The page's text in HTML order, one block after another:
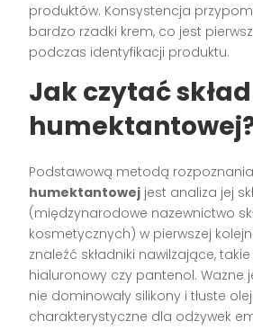
produktów. Konsystencja
bardzo rzadki krem, co jest
podczas identyfikacji produktu.
Jak czytać
Podstawową metodą rozpoznania
humektantowej jest analiza jej
(międzynarodowe nazewnictwo
kosmetycznych) w pierwszej
znaleźć składniki nawilżające,
hialuronowy czy pantenol. Ważne
nie dominowały silikony i tłuste
charakterystyczne dla odżywek